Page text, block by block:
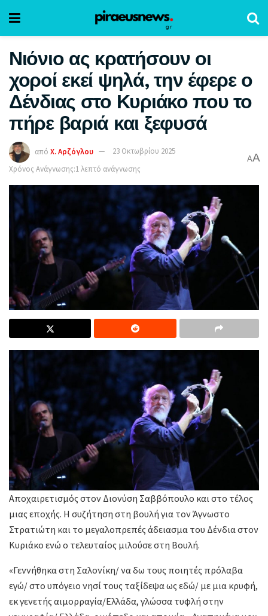
Νιόνιο ας κρατήσουν οι
χοροί εκεί ψηλά, την έφερε ο
Δένδιας στο Κυριάκο που το
πήρε βαριά και ξεφυσά
από Χ. Αρζόγλου
23 Οκτωβρίου 2025
Χρόνος Ανάγνωσης:1 λεπτό ανάγνωσης
AA
Αποχαιρετισμός στον Διονύση Σαββόπουλο και στο τέλος
μιας εποχής. Η συζήτηση στη βουλή για τον Άγνωστο
Στρατιώτη και το μεγαλοπρεπές άδειασμα του Δένδια στον
Κυριάκο ενώ ο τελευταίος μιλούσε στη Βουλή.
«Γεννήθηκα στη Σαλονίκη/ να δω τους ποιητές πρόλαβα
εγώ/ στο υπόγειο νησί τους ταξίδεψα ως εδώ/ με μια κρυφή,
εκ γενετής αιμορραγία/Ελλάδα, γλώσσα τυφλή στην